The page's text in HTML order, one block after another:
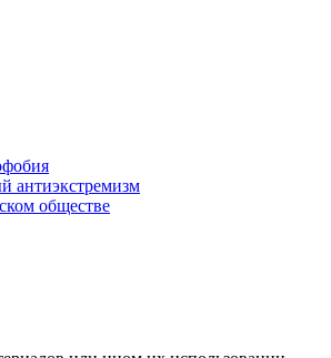
антиэкстремизм
обществе